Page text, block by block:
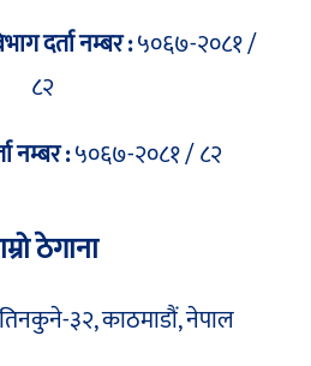
दर्ता नम्बर :५०६७-२०८१ /
८२
नम्बर :५०६७-२०८१ / ८२
ठेगाना
तिनकुने-३२, काठमाडौं, नेपाल